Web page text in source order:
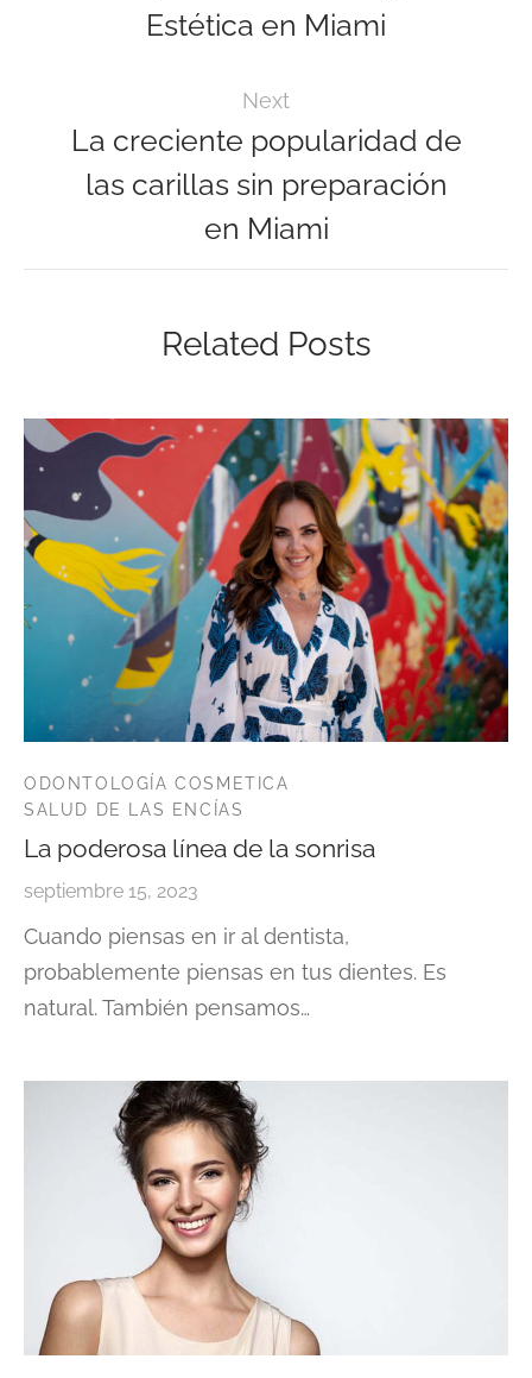
Estética en Miami
Next
La creciente popularidad de
las carillas sin preparación
en Miami
Related Posts
ODONTOLOGÍA COSMETICA
SALUD DE LAS ENCÍAS
La poderosa línea de la sonrisa
septiembre 15, 2023
Cuando piensas en ir al dentista,
probablemente piensas en tus dientes. Es
natural. También pensamos…